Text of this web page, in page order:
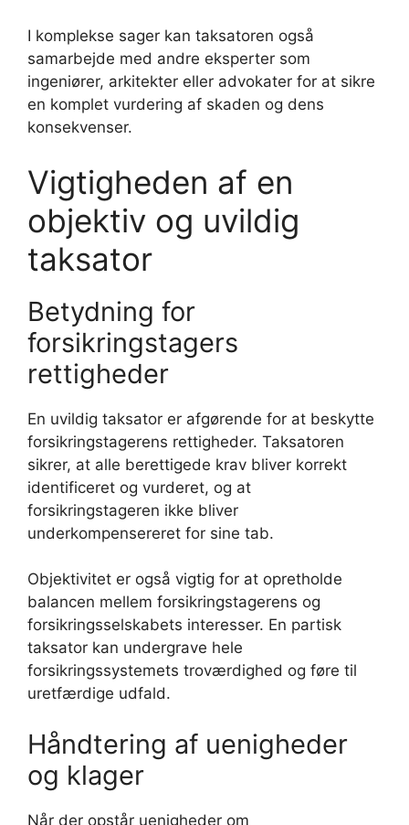
I komplekse sager kan taksatoren også
samarbejde med andre eksperter som
ingeniører, arkitekter eller advokater for at sikre
en komplet vurdering af skaden og dens
konsekvenser.
Vigtigheden af en
objektiv og uvildig
taksator
Betydning for
forsikringstagers
rettigheder
En uvildig taksator er afgørende for at beskytte
forsikringstagerens rettigheder. Taksatoren
sikrer, at alle berettigede krav bliver korrekt
identificeret og vurderet, og at
forsikringstageren ikke bliver
underkompensereret for sine tab.
Objektivitet er også vigtig for at opretholde
balancen mellem forsikringstagerens og
forsikringsselskabets interesser. En partisk
taksator kan undergrave hele
forsikringssystemets troværdighed og føre til
uretfærdige udfald.
Håndtering af uenigheder
og klager
Når der opstår uenigheder om